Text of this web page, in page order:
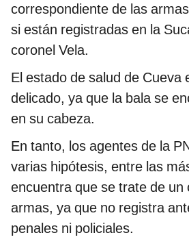
correspondiente de las
si están registradas en la
coronel Vela.
El estado de salud de Cueva
delicado, ya que la bala se
en su cabeza.
En tanto, los agentes de la
varias hipótesis, entre las
encuentra que se trate de un
armas, ya que no registra
penales ni policiales.